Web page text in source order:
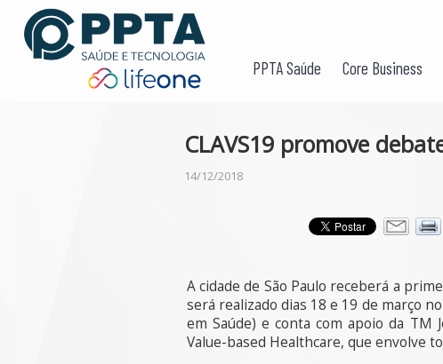
PPTA Saúde Core Business
CLAVS19 promove
14/12/2018
A cidade de São Paulo receberá a
será realizado dias 18 e 19 de março
em Saúde) e conta com apoio da
Value-based Healthcare, que envolve